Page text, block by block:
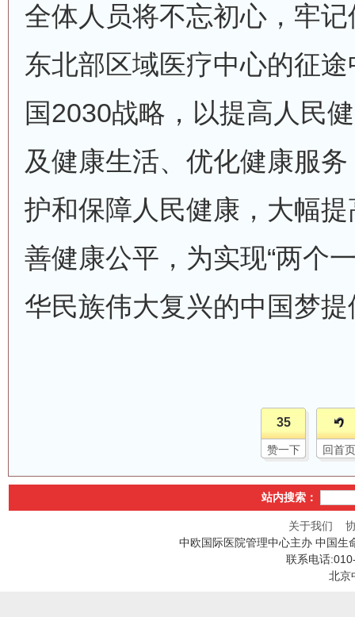
全体人员将不忘初心，牢
东北部区域医疗中心的征
国2030战略，以提高人民
及健康生活、优化健康服
护和保障人民健康，大幅
善健康公平，为实现“两个
华民族伟大复兴的中国梦
35
赞一下 回首页
站内搜索：
关于我们
中欧国际医院管理中心主办 中国生
联系电话
北京